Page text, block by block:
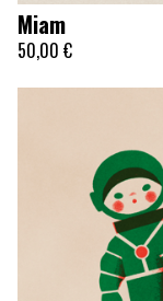
Miam
50,00 €